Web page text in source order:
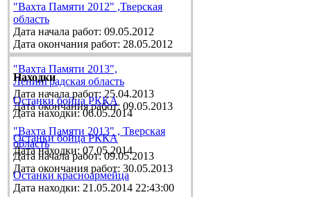
"Вахта Памяти 2012" ,Тверская
область
Дата начала работ: 09.05.2012
Дата окончания работ: 28.05.2012
"Вахта Памяти 2013",
Ленинградская область
Дата начала работ: 25.04.2013
Дата окончания работ: 09.05.2013
"Вахта Памяти 2013" , Тверская
область
Дата начала работ: 09.05.2013
Дата окончания работ: 30.05.2013
Находки
Останки бойца РККА
Дата находки: 06.05.2014
Останки бойца РККА
Дата находки: 07.05.2014
Останки красноармейца
Дата находки: 21.05.2014 22:43:00